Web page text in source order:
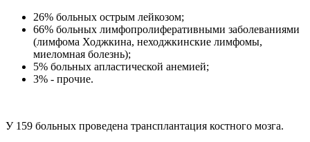
26% больных острым лейкозом;
66% больных лимфопролиферативными заболеваниями
(лимфома Ходжкина, неходжкинские лимфомы,
миеломная болезнь);
5% больных апластической анемией;
3% - прочие.
У 159 больных проведена трансплантация костного мозга.